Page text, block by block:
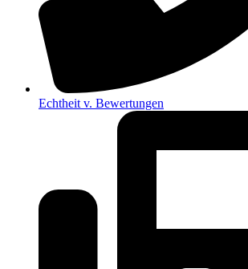
Echtheit v. Bewertungen